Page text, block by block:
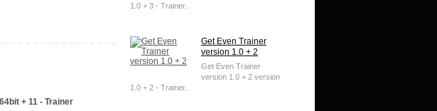
+ 11 - Trainer
1.0 + 3 - Trainer..
Get Even Trainer
version 1.0 + 2
Get Even Trainer
version 1.0 + 2 version
1.0 + 2 - Trainer..